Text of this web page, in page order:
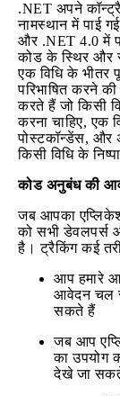
.NET अपने
नामस्थान में पाई
और .NET 4.0 में
कोड के स्थिर और
एक विधि के भीतर
परिभाषित करने की
करते हैं जो किसी
करना चाहिए, एक
पोस्टकॉन्डेंस, और
किसी विधि के
कोड अनुबंध की
जब आपका
को सभी डेवलपर्स
है। ट्रैकिंग कई
आप हमारे
आवेदन चल
सकते हैं
जब आप
का उपयोग
देखे जा